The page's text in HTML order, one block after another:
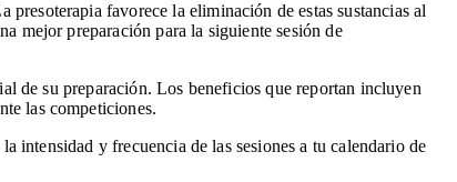
favorece la eliminación de estas sustancias al
mejor preparación para la siguiente sesión de
de su preparación. Los beneficios que reportan incluyen
las competiciones.
intensidad y frecuencia de las sesiones a tu calendario de